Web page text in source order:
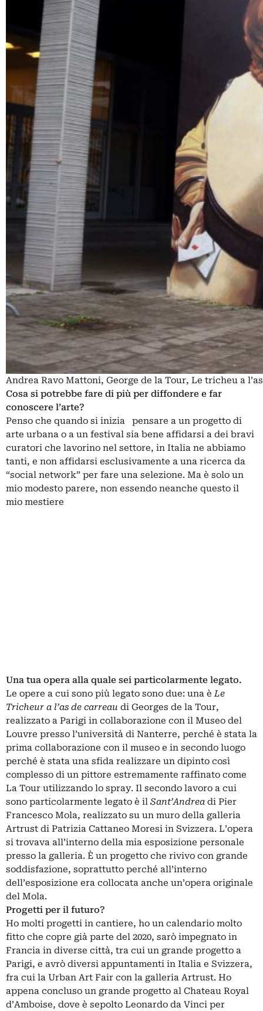
Andrea Ravo Mattoni, George de la Tour, Le tricheu a
Cosa si potrebbe fare di più per diffondere e far
conoscere l’arte?
Penso che quando si inizia pensare a un progetto di
arte urbana o a un festival sia bene affidarsi a dei bravi
curatori che lavorino nel settore, in Italia ne abbiamo
tanti, e non affidarsi esclusivamente a una ricerca da
“social network” per fare una selezione. Ma è solo un
mio modesto parere, non essendo neanche questo il
mio mestiere
Una tua opera alla quale sei particolarmente legato.
Le opere a cui sono più legato sono due: una èLe
Tricheur a l’as de carreau di Georges de la Tour,
realizzato a Parigi in collaborazione con il Museo del
Louvre presso l’università di Nanterre, perché è stata la
prima collaborazione con il museo e in secondo luogo
perché è stata una sfida realizzare un dipinto così
complesso di un pittore estremamente raffinato come
La Tour utilizzando lo spray. Il secondo lavoro a cui
sono particolarmente legato è il Sant’Andrea di Pier
Francesco Mola, realizzato su un muro della galleria
Artrust di Patrizia Cattaneo Moresi in Svizzera. L’opera
si trovava all’interno della mia esposizione personale
presso la galleria. È un progetto che rivivo con grande
soddisfazione, soprattutto perché all’interno
dell’esposizione era collocata anche un’opera originale
del Mola.
Progetti per il futuro?
Ho molti progetti in cantiere, ho un calendario molto
fitto che copre già parte del 2020, sarò impegnato in
Francia in diverse città, tra cui un grande progetto a
Parigi, e avrò diversi appuntamenti in Italia e Svizzera,
fra cui la Urban Art Fair con la galleria Artrust. Ho
appena concluso un grande progetto al Chateau Royal
d’Amboise, dove è sepolto Leonardo da Vinci per